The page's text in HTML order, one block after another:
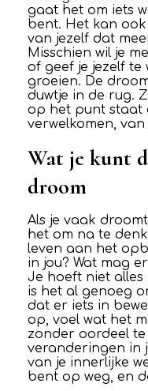
gaat het om iets
bent. Het kan
van jezelf dat
Misschien wil je
of geef je jezelf te
groeien. De
duwtje in de rug.
op het punt staat
verwelkomen,
Wat je kunt
droom
Als je vaak
het om na te
leven aan het
in jou? Wat mag
Je hoeft niet alles
is het al genoeg
dat er iets in
op, voel wat het
zonder oordeel
veranderingen in
van je innerlijke
bent op weg, en